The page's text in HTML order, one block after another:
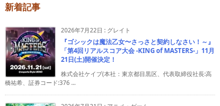
新着記事
2026年7月22日 : グレイト
『ゴシックは魔法乙女〜さっさと契約しなさい！～』
「第4回リアルスコア大会 -KING of MASTERS-」11月
21日(土)開催決定！
株式会社ケイブ(本社：東京都目黒区、代表取締役社長:高
橋祐希、証券コード:376 ...